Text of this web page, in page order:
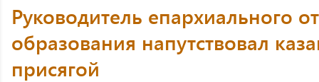
Руководитель епархиального
образования напутствовал
присягой